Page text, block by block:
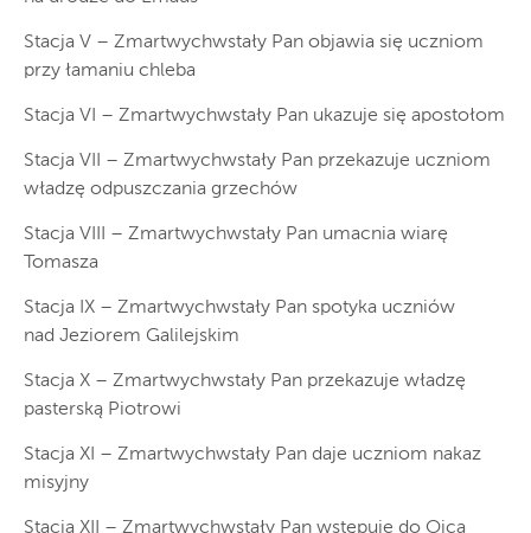
Stacja V – Zmartwychwstały Pan objawia się uczniom
przy łamaniu chleba
Stacja VI – Zmartwychwstały Pan ukazuje się apostołom
Stacja VII – Zmartwychwstały Pan przekazuje uczniom
władzę odpuszczania grzechów
Stacja VIII – Zmartwychwstały Pan umacnia wiarę
Tomasza
Stacja IX – Zmartwychwstały Pan spotyka uczniów
nad Jeziorem Galilejskim
Stacja X – Zmartwychwstały Pan przekazuje władzę
pasterską Piotrowi
Stacja XI – Zmartwychwstały Pan daje uczniom nakaz
misyjny
Stacja XII – Zmartwychwstały Pan wstępuje do Ojca